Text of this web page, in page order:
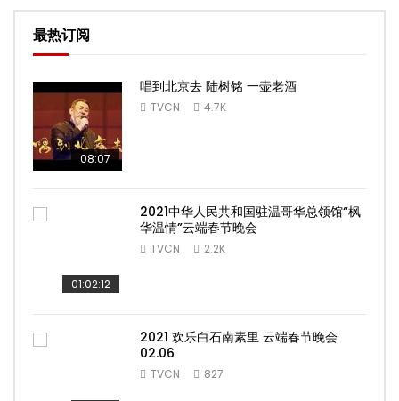
最热订阅
08:07
唱到北京去 陆树铭 一壶老酒
TVCN 4.7K
01:02:12
2021中华人民共和国驻温哥华总领馆“枫
华温情”云端春节晚会
TVCN 2.2K
2021 欢乐白石南素里 云端春节晚会
02.06
TVCN 827